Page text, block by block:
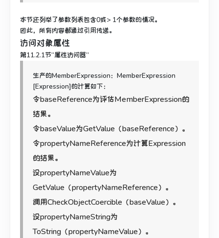
本节还列举了参数列表包含0或> 1个参数的情况。
因此，所有内容都通过引用传递。
访问对象属性
第11.2.1节“属性访问器”
生产的MemberExpression：MemberExpression
[Expression]的计算如下：
令baseReference为评估MemberExpression的
结果。
令baseValue为GetValue（baseReference）。
令propertyNameReference为计算Expression
的结果。
设propertyNameValue为
GetValue（propertyNameReference）。
调用CheckObjectCoercible（baseValue）。
设propertyNameString为
ToString（propertyNameValue）。